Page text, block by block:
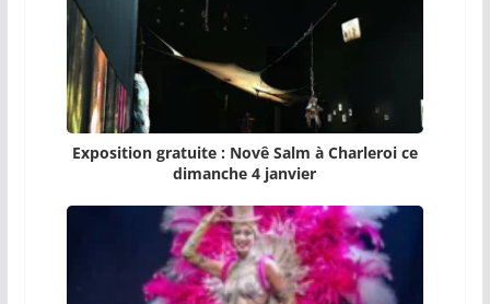
Exposition gratuite : Novê Salm à Charleroi ce
dimanche 4 janvier